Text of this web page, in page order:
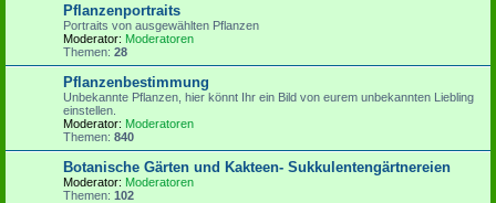
Pflanzenportraits
Portraits von ausgewählten Pflanzen
Moderator: Moderatoren
Themen: 28
Pflanzenbestimmung
Unbekannte Pflanzen, hier könnt Ihr ein Bild von eurem unbekannten Liebling
einstellen.
Moderator: Moderatoren
Themen: 840
Botanische Gärten und Kakteen- Sukkulentengärtnereien
Moderator: Moderatoren
Themen: 102